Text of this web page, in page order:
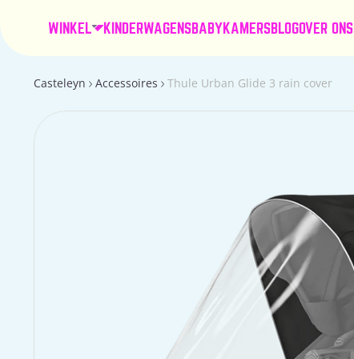
WINKEL KINDERWAGENSBABYKAMERSBLOGOVER ONS
Casteleyn Accessoires Thule Urban Glide 3 rain cover